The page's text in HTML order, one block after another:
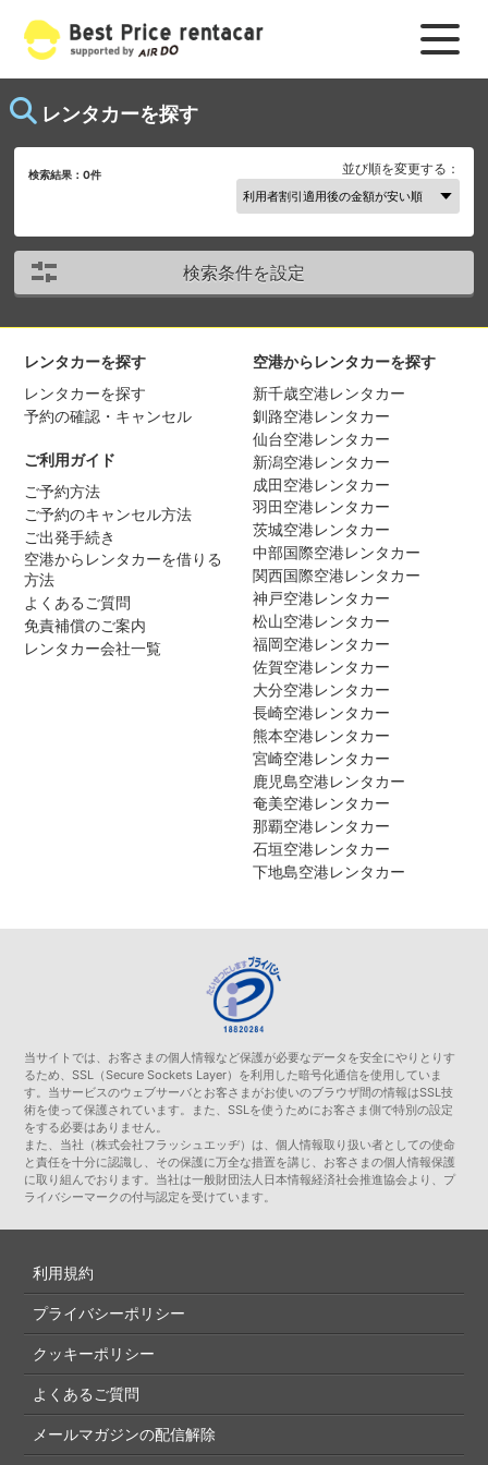
レンタカーを探す
検索結果：0件 並び順を変更する：
検索条件を設定
レンタカーを探す
レンタカーを探す
予約の確認・キャンセル
ご利用ガイド
ご予約方法
ご予約のキャンセル方法
ご出発手続き
空港からレンタカーを借りる
方法
よくあるご質問
免責補償のご案内
レンタカー会社一覧
空港からレンタカーを探す
新千歳空港レンタカー
釧路空港レンタカー
仙台空港レンタカー
新潟空港レンタカー
成田空港レンタカー
羽田空港レンタカー
茨城空港レンタカー
中部国際空港レンタカー
関西国際空港レンタカー
神戸空港レンタカー
松山空港レンタカー
福岡空港レンタカー
佐賀空港レンタカー
大分空港レンタカー
長崎空港レンタカー
熊本空港レンタカー
宮崎空港レンタカー
鹿児島空港レンタカー
奄美空港レンタカー
那覇空港レンタカー
石垣空港レンタカー
下地島空港レンタカー
当サイトでは、お客さまの個人情報など保護が必要なデータを安全にやりとりす
るため、SSL（Secure Sockets Layer）を利用した暗号化通信を使用していま
す。当サービスのウェブサーバとお客さまがお使いのブラウザ間の情報はSSL技
術を使って保護されています。また、SSLを使うためにお客さま側で特別の設定
をする必要はありません。
また、当社（株式会社フラッシュエッヂ）は、個人情報取り扱い者としての使命
と責任を十分に認識し、その保護に万全な措置を講じ、お客さまの個人情報保護
に取り組んでおります。当社は一般財団法人日本情報経済社会推進協会より、プ
ライバシーマークの付与認定を受けています。
利用規約
プライバシーポリシー
クッキーポリシー
よくあるご質問
メールマガジンの配信解除